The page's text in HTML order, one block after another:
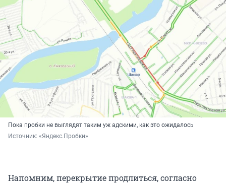
Пока пробки не выглядят таким уж адскими, как это ожидалось
Источник: «Яндекс.Пробки»
Напомним, перекрытие продлиться, согласно